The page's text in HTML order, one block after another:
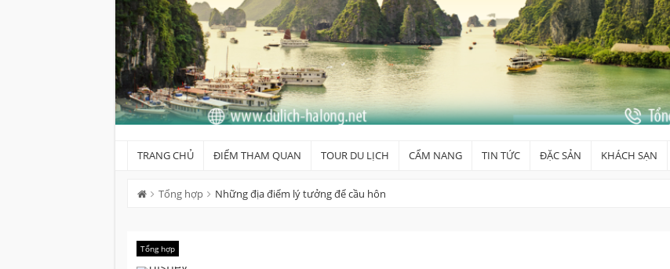
TRANG CHỦ ĐIỂM THAM QUAN TOUR DU LỊCH CẨM NANG TIN TỨC ĐẶC SẢN KHÁCH SẠN
Tổng hợp Những địa điểm lý tưởng để cầu hôn
Tổng hợp